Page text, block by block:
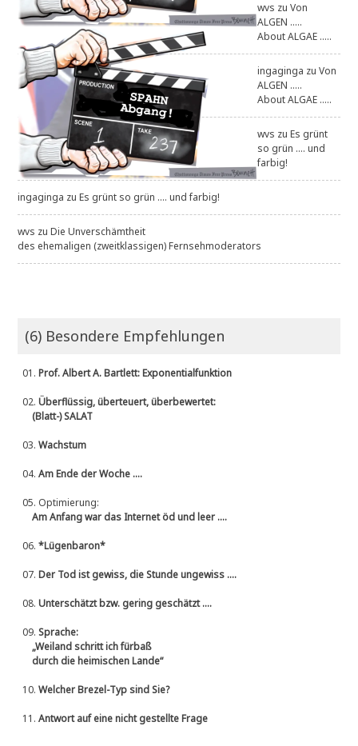
wvs zuVon
ALGEN .....
About ALGAE .....
ingaginga zuVon
ALGEN .....
About ALGAE .....
wvs zuEs grünt
so grün .... und
farbig!
ingaginga zuEs grünt so grün .... und farbig!
wvs zuDie Unverschämtheit
des ehemaligen (zweitklassigen) Fernsehmoderators
(6) Besondere Empfehlungen
01.Prof. Albert A. Bartlett: Exponentialfunktion
02.Überflüssig, überteuert, überbewertet:
(Blatt-) SALAT
03.Wachstum
04.Am Ende der Woche ....
05. Optimierung:
Am Anfang war das Internet öd und leer ....
06.*Lügenbaron*
07.Der Tod ist gewiss, die Stunde ungewiss ....
08.Unterschätzt bzw. gering geschätzt ....
09.Sprache:
„Weiland schritt ich fürbaß
durch die heimischen Lande“
10.Welcher Brezel-Typ sind Sie?
11.Antwort auf eine nicht gestellte Frage